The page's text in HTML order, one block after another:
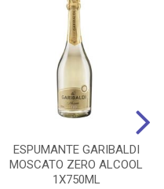
ESPUMANTE GARIBALDI
MOSCATO ZERO ALCOOL
1X750ML